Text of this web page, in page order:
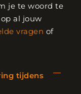
je te woord te
al jouw
vragen of
tijdens